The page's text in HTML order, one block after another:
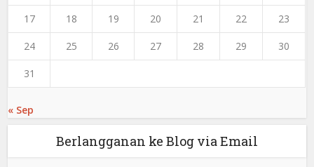
17 18 19 20 21 22 23
24 25 26 27 28 29 30
31
« Sep
Berlangganan ke Blog via Email